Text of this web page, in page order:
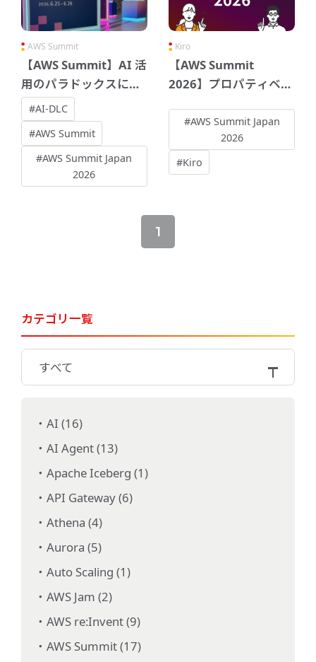
AWS Summit
【AWS Summit】AI 活
用のパラドックスにつ
いてのセッションを聴
講して
#AI-DLC
#AWS Summit
#AWS Summit Japan
2026
Kiro
【AWS Summit
2026】プロパティベー
が面白かった
#AWS Summit Japan
2026
#Kiro
1
カテゴリ一覧
すべて
AI (16)
AI Agent (13)
Apache Iceberg (1)
API Gateway (6)
Athena (4)
Aurora (5)
Auto Scaling (1)
AWS Jam (2)
AWS re:Invent (9)
AWS Summit (17)